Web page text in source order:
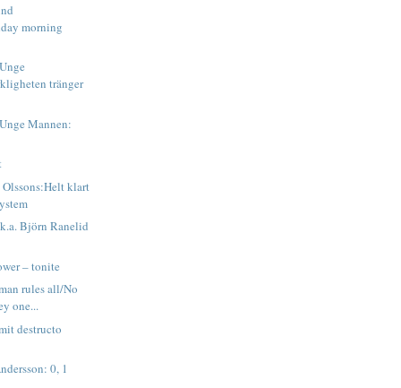
morning
tränger
Mannen:
Olssons:Helt klart
Björn Ranelid
– tonite
rules all/No
one...
destructo
0, 1